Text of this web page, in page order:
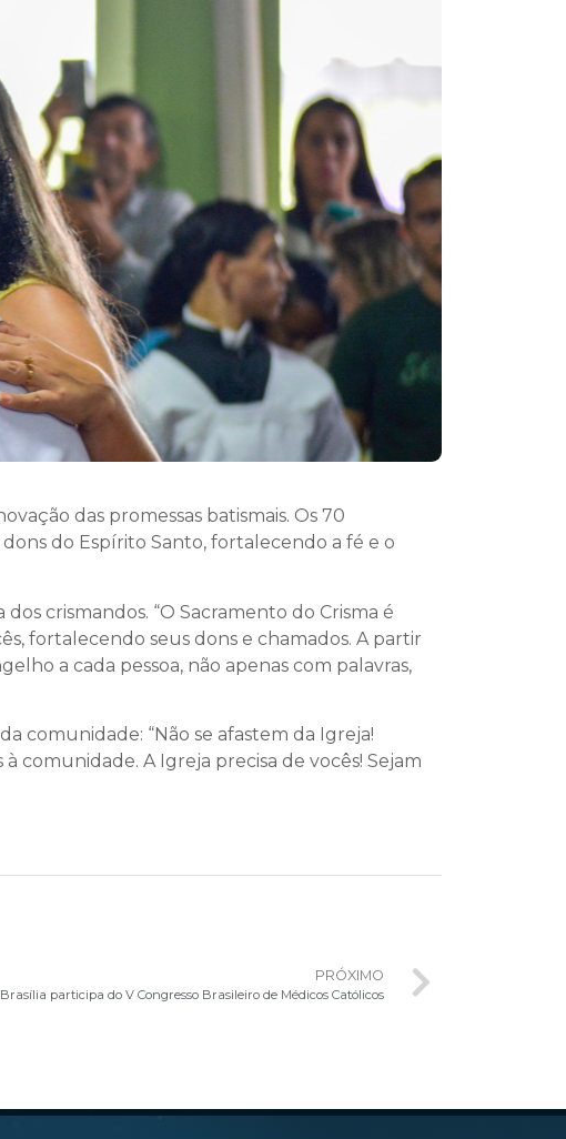
das promessas batismais. Os 70
do Espírito Santo, fortalecendo a fé e o
crismandos. “O Sacramento do Crisma é
fortalecendo seus dons e chamados. A partir
a cada pessoa, não apenas com palavras,
comunidade: “Não se afastem da Igreja!
comunidade. A Igreja precisa de vocês! Sejam
PRÓXIMO
participa do V Congresso Brasileiro de Médicos Católicos